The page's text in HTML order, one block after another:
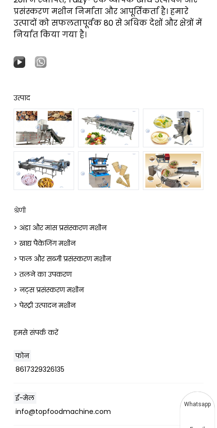
प्रसंस्करण मशीन निर्माता और आपूर्तिकर्ता है। हमारे
उत्पादों को सफलतापूर्वक 80 से अधिक देशों और क्षेत्रों में
निर्यात किया गया है।
उत्पाद
श्रेणी
> अंडा और मांस प्रसंस्करण मशीन
> खाद्य पैकेजिंग मशीन
> फल और सब्जी प्रसंस्करण मशीन
> तलने का उपकरण
> नट्स प्रसंस्करण मशीन
> पेस्ट्री उत्पादन मशीन
हमसे संपर्क करें
फोन
8617329326135
ई-मेल
info@topfoodmachine.com
Whatsapp